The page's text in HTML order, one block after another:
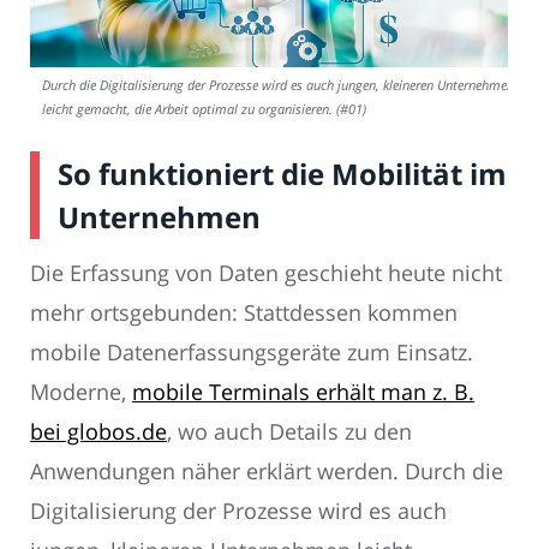
Durch die Digitalisierung der Prozesse wird es auch jungen, kleineren Unternehmen
leicht gemacht, die Arbeit optimal zu organisieren. (#01)
So funktioniert die Mobilität im
Unternehmen
Die Erfassung von Daten geschieht heute nicht
mehr ortsgebunden: Stattdessen kommen
mobile Datenerfassungsgeräte zum Einsatz.
Moderne, mobile Terminals erhält man z. B.
bei globos.de, wo auch Details zu den
Anwendungen näher erklärt werden. Durch die
Digitalisierung der Prozesse wird es auch